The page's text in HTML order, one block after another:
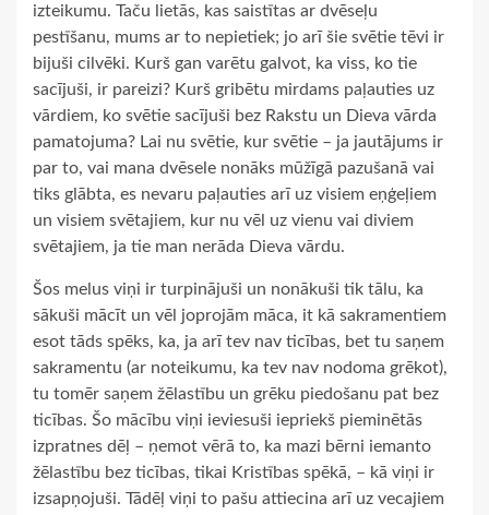
izteikumu. Taču lietās, kas saistītas ar dvēseļu
pestīšanu, mums ar to nepietiek; jo arī šie svētie tēvi ir
bijuši cilvēki. Kurš gan varētu galvot, ka viss, ko tie
sacījuši, ir pareizi? Kurš gribētu mirdams paļauties uz
vārdiem, ko svētie sacījuši bez Rakstu un Dieva vārda
pamatojuma? Lai nu svētie, kur svētie – ja jautājums ir
par to, vai mana dvēsele nonāks mūžīgā pazušanā vai
tiks glābta, es nevaru paļauties arī uz visiem eņģeļiem
un visiem svētajiem, kur nu vēl uz vienu vai diviem
svētajiem, ja tie man nerāda Dieva vārdu.
Šos melus viņi ir turpinājuši un nonākuši tik tālu, ka
sākuši mācīt un vēl joprojām māca, it kā sakramentiem
esot tāds spēks, ka, ja arī tev nav ticības, bet tu saņem
sakramentu (ar noteikumu, ka tev nav nodoma grēkot),
tu tomēr saņem žēlastību un grēku piedošanu pat bez
ticības. Šo mācību viņi ieviesuši iepriekš pieminētās
izpratnes dēļ – ņemot vērā to, ka mazi bērni iemanto
žēlastību bez ticības, tikai Kristības spēkā, – kā viņi ir
izsapņojuši. Tādēļ viņi to pašu attiecina arī uz vecajiem